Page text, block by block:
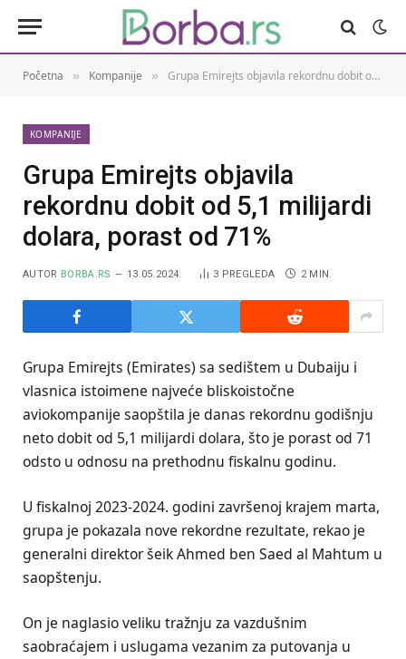
Početna » Kompanije » Grupa Emirejts objavila rekordnu dobit od 5,1 milijardi dolara, porast od 71%
KOMPANIJE
Grupa Emirejts objavila
rekordnu dobit od 5,1 milijardi
dolara, porast od 71%
AUTOR BORBA.RS 13.05.2024. 3 PREGLEDA 2 MIN.
Grupa Emirejts (Emirates) sa sedištem u Dubaiju i
vlasnica istoimene najveće bliskoistočne
aviokompanije saopštila je danas rekordnu godišnju
neto dobit od 5,1 milijardi dolara, što je porast od 71
odsto u odnosu na prethodnu fiskalnu godinu.
U fiskalnoj 2023-2024. godini završenoj krajem marta,
grupa je pokazala nove rekordne rezultate, rekao je
generalni direktor šeik Ahmed ben Saed al Mahtum u
saopštenju.
On je naglasio veliku tražnju za vazdušnim
saobraćajem i uslugama vezanim za putovanja u